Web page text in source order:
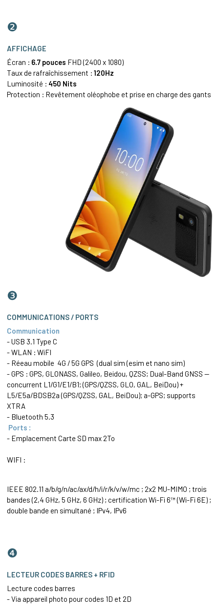
❷
AFFICHAGE
Écran : 6.7 pouces FHD (2400 x 1080)
Taux de rafraîchissement : 120Hz
Luminosité : 450 Nits
Protection : Revêtement oléophobe et prise en charge des gants
❸
COMMUNICATIONS / PORTS
Communication
- USB 3.1 Type C
- WLAN : WiFI
- Réeau mobile 4G / 5G GPS (dual sim (esim et nano sim)
- GPS : GPS, GLONASS, Galileo, Beidou, QZSS; Dual-Band GNSS —
concurrent L1/G1/E1/B1; (GPS/QZSS, GLO, GAL, BeiDou) +
L5/E5a/BDSB2a (GPS/QZSS, GAL, BeiDou); a-GPS; supports
XTRA
- Bluetooth 5.3
Ports :
- Emplacement Carte SD max 2To
WIFI :
IEEE 802.11 a/b/g/n/ac/ax/d/h/i/r/k/v/w/mc ; 2x2 MU-MIMO ; trois
bandes (2,4 GHz, 5 GHz, 6 GHz) ; certification Wi-Fi 6™ (Wi-Fi 6E) ;
double bande en simultané ; IPv4, IPv6
❹
LECTEUR CODES BARRES + RFID
Lecture codes barres
- Via appareil photo pour codes 1D et 2D